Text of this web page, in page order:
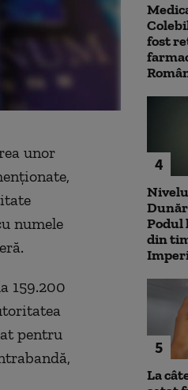
unor
numele
159.200
pentru
fost
4
Podul
din
5
La